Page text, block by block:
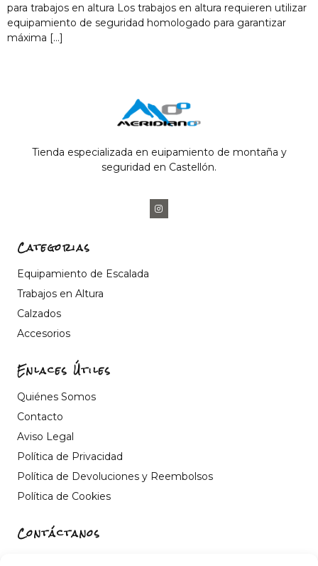
para trabajos en altura Los trabajos en altura requieren utilizar
equipamiento de seguridad homologado para garantizar
máxima […]
Tienda especializada en euipamiento de montaña y
seguridad en Castellón.
Categorias
Equipamiento de Escalada
Trabajos en Altura
Calzados
Accesorios
Enlaces Útiles
Quiénes Somos
Contacto
Aviso Legal
Política de Privacidad
Política de Devoluciones y Reembolsos
Política de Cookies
Contáctanos